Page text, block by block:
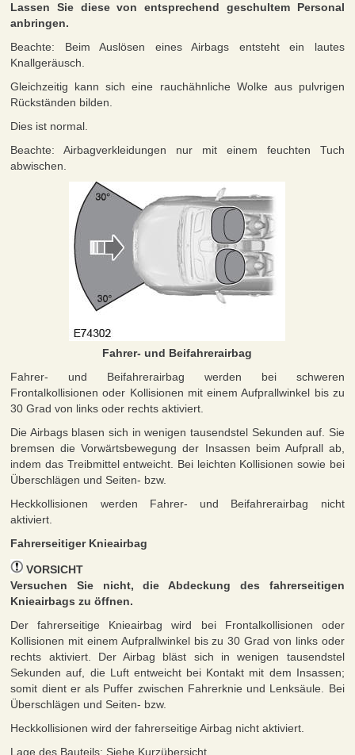
Lassen Sie diese von entsprechend geschultem Personal
anbringen.
Beachte: Beim Auslösen eines Airbags entsteht ein lautes
Knallgeräusch.
Gleichzeitig kann sich eine rauchähnliche Wolke aus pulvrigen
Rückständen bilden.
Dies ist normal.
Beachte: Airbagverkleidungen nur mit einem feuchten Tuch
abwischen.
Fahrer- und Beifahrerairbag
Fahrer- und Beifahrerairbag werden bei schweren
Frontalkollisionen oder Kollisionen mit einem Aufprallwinkel bis zu
30 Grad von links oder rechts aktiviert.
Die Airbags blasen sich in wenigen tausendstel Sekunden auf. Sie
bremsen die Vorwärtsbewegung der Insassen beim Aufprall ab,
indem das Treibmittel entweicht. Bei leichten Kollisionen sowie bei
Überschlägen und Seiten- bzw.
Heckkollisionen werden Fahrer- und Beifahrerairbag nicht
aktiviert.
Fahrerseitiger Knieairbag
VORSICHT
Versuchen Sie nicht, die Abdeckung des fahrerseitigen
Knieairbags zu öffnen.
Der fahrerseitige Knieairbag wird bei Frontalkollisionen oder
Kollisionen mit einem Aufprallwinkel bis zu 30 Grad von links oder
rechts aktiviert. Der Airbag bläst sich in wenigen tausendstel
Sekunden auf, die Luft entweicht bei Kontakt mit dem Insassen;
somit dient er als Puffer zwischen Fahrerknie und Lenksäule. Bei
Überschlägen und Seiten- bzw.
Heckkollisionen wird der fahrerseitige Airbag nicht aktiviert.
Lage des Bauteils: Siehe Kurzübersicht.